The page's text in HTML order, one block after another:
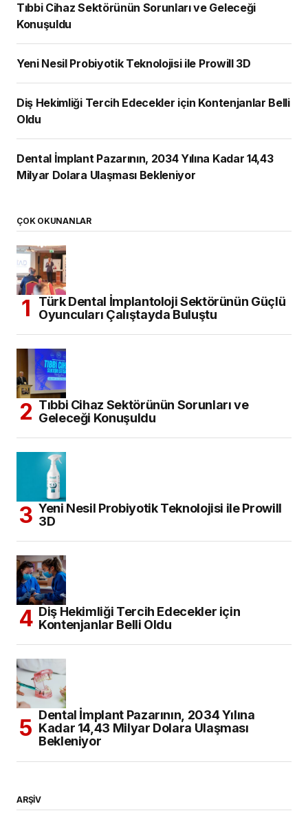
Tıbbi Cihaz Sektörünün Sorunları ve Geleceği
Konuşuldu
Yeni Nesil Probiyotik Teknolojisi ile Prowill 3D
Diş Hekimliği Tercih Edecekler için Kontenjanlar Belli
Oldu
Dental İmplant Pazarının, 2034 Yılına Kadar 14,43
Milyar Dolara Ulaşması Bekleniyor
ÇOK OKUNANLAR
Türk Dental İmplantoloji Sektörünün Güçlü
Oyuncuları Çalıştayda Buluştu
Tıbbi Cihaz Sektörünün Sorunları ve
Geleceği Konuşuldu
Yeni Nesil Probiyotik Teknolojisi ile Prowill
3D
Diş Hekimliği Tercih Edecekler için
Kontenjanlar Belli Oldu
Dental İmplant Pazarının, 2034 Yılına
Kadar 14,43 Milyar Dolara Ulaşması
Bekleniyor
ARŞİV